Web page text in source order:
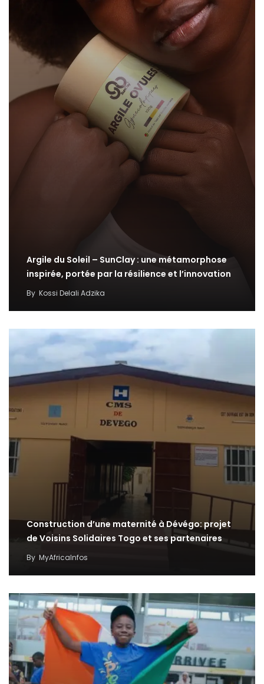
Argile du Soleil – SunClay : une métamorphose
inspirée, portée par la résilience et l’innovation
By Kossi Delali Adzika
Construction d’une maternité à Dévégo: projet
de Voisins Solidaires Togo et ses partenaires
By MyAfricaInfos